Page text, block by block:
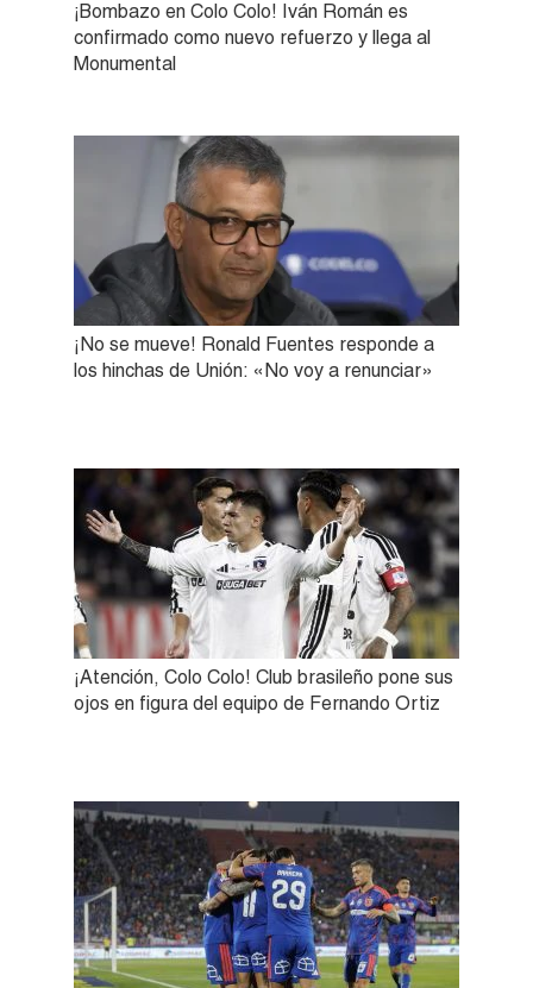
¡Bombazo en Colo Colo! Iván Román es
confirmado como nuevo refuerzo y llega al
Monumental
¡No se mueve! Ronald Fuentes responde a
los hinchas de Unión: «No voy a renunciar»
¡Atención, Colo Colo! Club brasileño pone sus
ojos en figura del equipo de Fernando Ortiz